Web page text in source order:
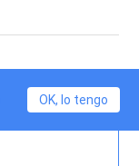
OK, lo tengo